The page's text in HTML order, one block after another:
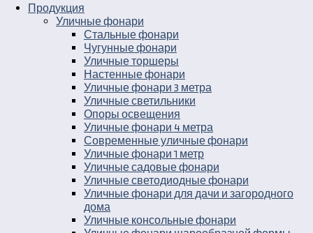
Продукция
Уличные фонари
Стальные фонари
Чугунные фонари
Уличные торшеры
Настенные фонари
Уличные фонари 3 метра
Уличные светильники
Опоры освещения
Уличные фонари 4 метра
Современные уличные фонари
Уличные фонари 1 метр
Уличные садовые фонари
Уличные светодиодные фонари
Уличные фонари для дачи и загородного
дома
Уличные консольные фонари